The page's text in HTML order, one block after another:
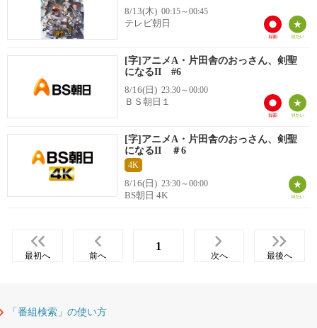
8/13(木) 00:15～00:45
テレビ朝日
[字]アニメA・片田舎のおっさん、剣聖
になるII #6
8/16(日) 23:30～00:00
ＢＳ朝日１
[字]アニメA・片田舎のおっさん、剣聖
になるII ＃6
4K
8/16(日) 23:30～00:00
BS朝日 4K
最初へ 前へ
1
次へ 最後へ
「番組検索」の使い方